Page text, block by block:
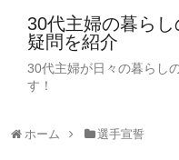
30代主婦の暮ら
疑問を紹介
30代主婦が日々の暮らし
す！
ホーム 選手宣誓